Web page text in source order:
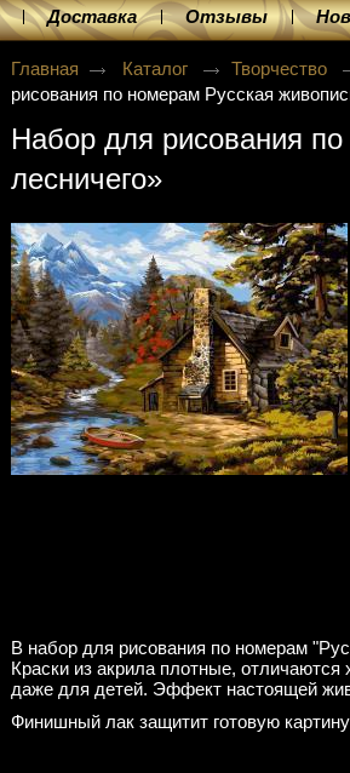
Доставка Отзывы
Главная Каталог Творчество
рисования по номерам Русская
Набор для рисования
лесничего»
В набор для рисования по номерам
Краски из акрила плотные,
даже для детей. Эффект настоящей
Финишный лак защитит готовую